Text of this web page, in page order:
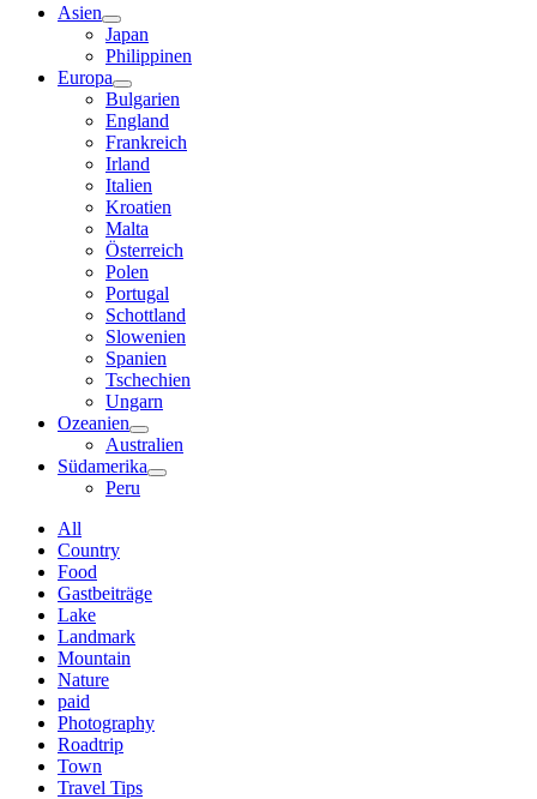
Asien
Japan
Philippinen
Europa
Bulgarien
England
Frankreich
Irland
Italien
Kroatien
Malta
Österreich
Polen
Portugal
Schottland
Slowenien
Spanien
Tschechien
Ungarn
Ozeanien
Australien
Südamerika
Peru
All
Country
Food
Gastbeiträge
Lake
Landmark
Mountain
Nature
paid
Photography
Roadtrip
Town
Travel Tips